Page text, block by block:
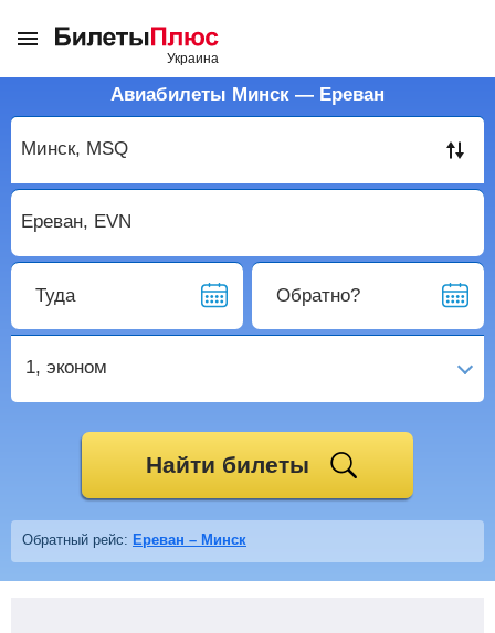
Авиабилеты Минск — Ереван
Туда Обратно?
1, эконом
Найти билеты
Обратный рейс: Ереван – Минск